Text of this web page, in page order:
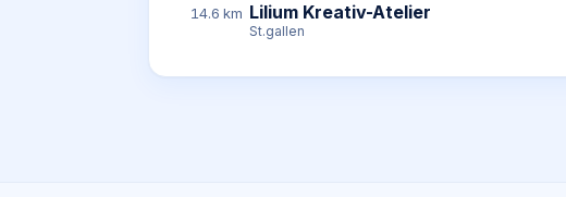
14.6 km Lilium Kreativ-Atelier
St.gallen